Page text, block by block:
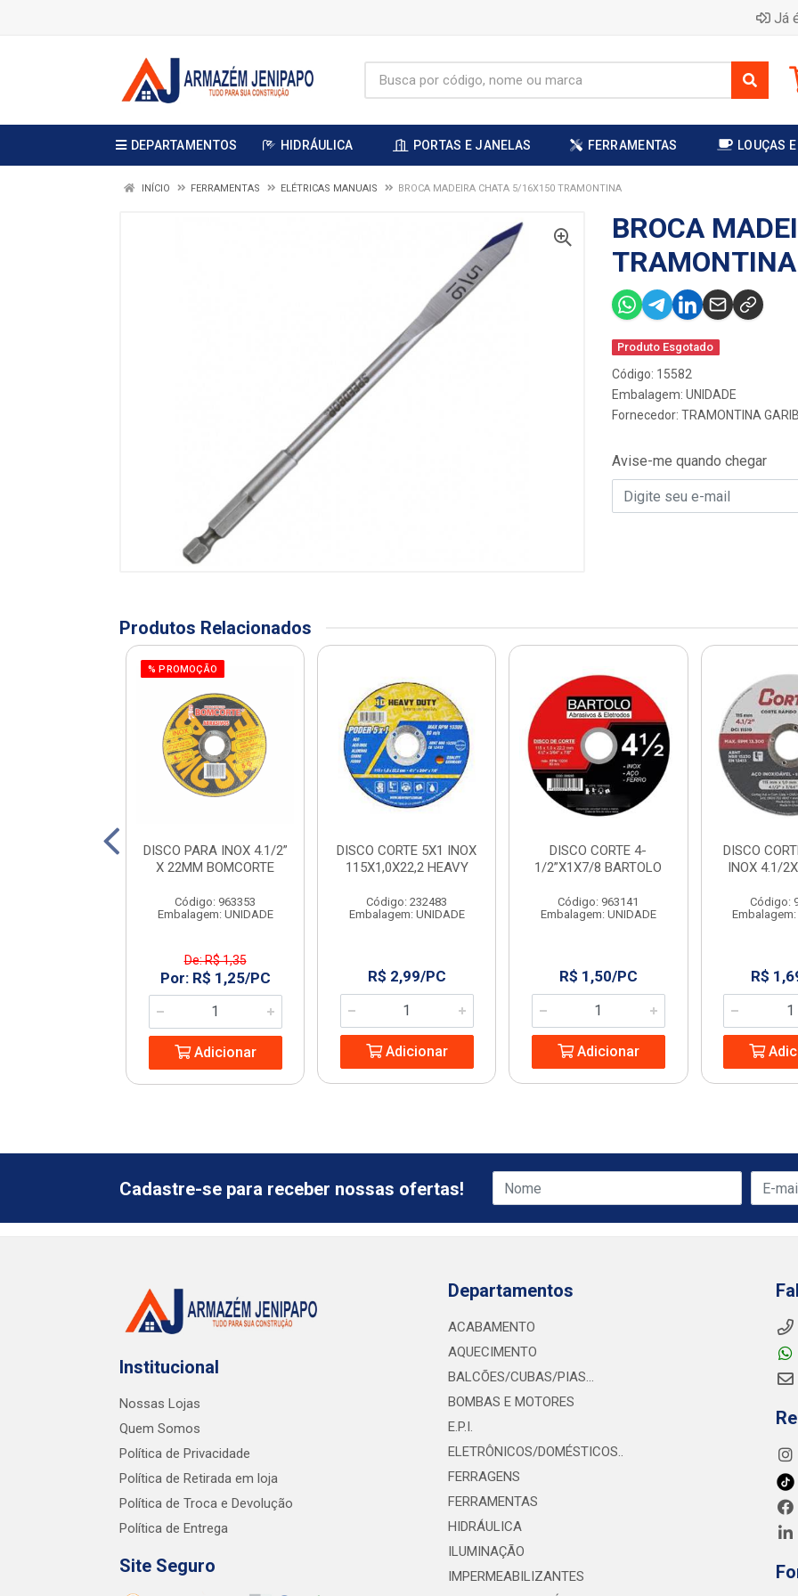
Já
DEPARTAMENTOS HIDRÁULICA PORTAS E JANELAS FERRAMENTAS LOUÇAS
INÍCIO FERRAMENTAS ELÉTRICAS MANUAIS BROCA MADEIRA CHATA 5/16X150 TRAMONTINA
BROCA
TRAMONTINA
Produto Esgotado
Código: 15582
Embalagem: UNIDADE
Fornecedor: TRAMONTINA
Avise-me quando chegar
Produtos Relacionados
% PROMOÇÃO
DISCO PARA INOX 4.1/2”
X 22MM BOMCORTE
Código: 963353
Embalagem: UNIDADE
De: R$ 1,35
Por: R$ 1,25/PC
Adicionar
DISCO CORTE 5X1 INOX
115X1,0X22,2 HEAVY
Código: 232483
Embalagem: UNIDADE
R$ 2,99/PC
Adicionar
DISCO CORTE 4-
1/2”X1X7/8 BARTOLO
Código: 963141
Embalagem: UNIDADE
R$ 1,50/PC
Adicionar
DISCO
INOX 4.1/
Código:
Embalagem:
R$
Cadastre-se para receber nossas ofertas!
Institucional
Nossas Lojas
Quem Somos
Política de Privacidade
Política de Retirada em loja
Política de Troca e Devolução
Política de Entrega
Site Seguro
Departamentos
ACABAMENTO
AQUECIMENTO
BALCÕES/CUBAS/PIAS...
BOMBAS E MOTORES
E.P.I.
ELETRÔNICOS/DOMÉSTICOS..
FERRAGENS
FERRAMENTAS
HIDRÁULICA
ILUMINAÇÃO
IMPERMEABILIZANTES